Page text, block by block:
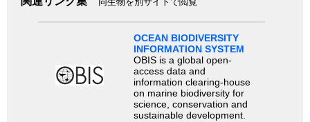
OCEAN BIODIVERSITY
INFORMATION SYSTEM
OBIS is a global open-
access data and
information clearing-house
on marine biodiversity for
science, conservation and
sustainable development.